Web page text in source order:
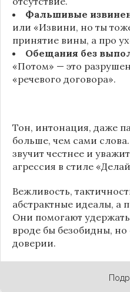
Фальшивые
или «Извини, но ты
принятие вины, а про
Обещания без
«Потом» — это
«речевого договора».
Тон, интонация, даже
больше, чем сами
звучит честнее и
агрессия в стиле
Вежливость,
абстрактные идеалы, а
Они помогают
вроде бы безобидны,
доверии.